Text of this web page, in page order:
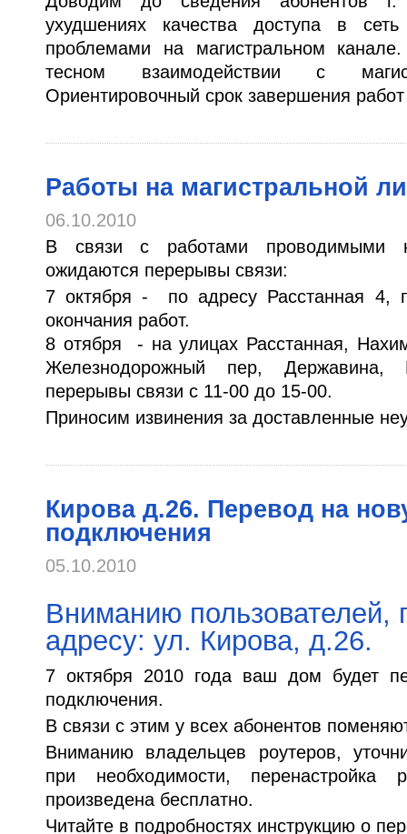
ухудшениях качества доступа в
проблемами на магистральном
тесном взаимодействии с
Ориентировочный срок завершения
Работы на магистральной
06.10.2010
В связи с работами проводимыми
ожидаются перерывы связи:
7 октября - по адресу Расстанная 4,
окончания работ.
8 отября - на улицах Расстанная,
Железнодорожный пер, Державина,
перерывы связи с 11-00 до 15-00.
Приносим извинения за доставленные
Кирова д.26. Перевод на
подключения
05.10.2010
Вниманию
адресу: ул. Кирова, д.26.
7 октября 2010 года ваш дом будет
подключения.
В связи с этим у всех абонентов
Вниманию владельцев роутеров,
при необходимости,
произведена бесплатно.
Читайте в подробностях инструкцию о